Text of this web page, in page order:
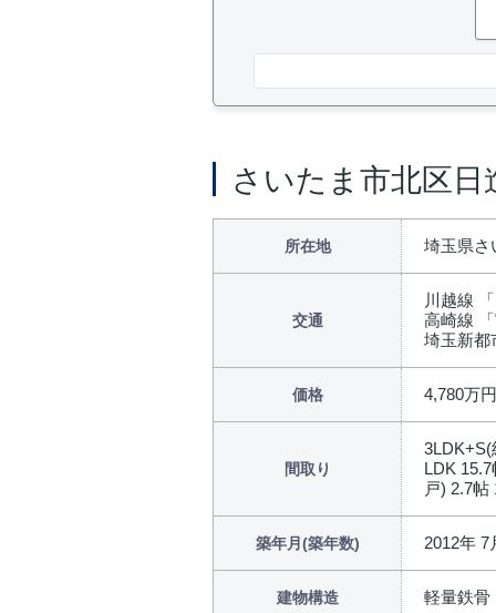
さいたま市北区
所在地 埼玉県さ
交通
川越線 「
高崎線 「
埼玉新都
価格 4,780万円
間取り
3LDK+S(
LDK
戸) 2.7帖
築年月(築年数) 2012年 7
建物構造 軽量鉄骨